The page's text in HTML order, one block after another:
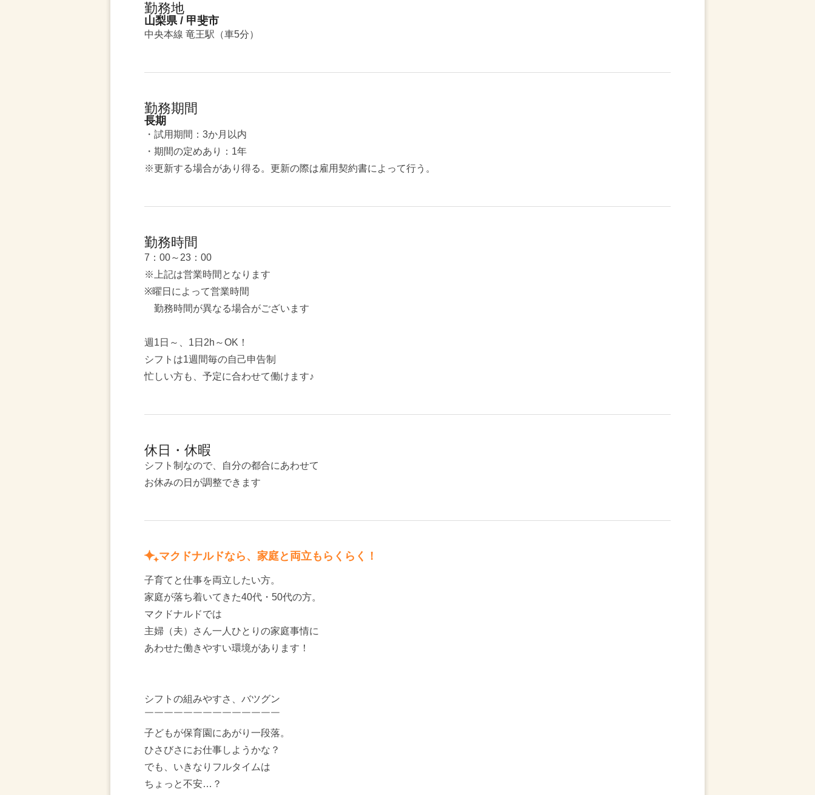
勤務地
山梨県 / 甲斐市
中央本線 竜王駅（車5分）
勤務期間
長期
・試用期間：3か月以内
・期間の定めあり：1年
※更新する場合があり得る。更新の際は雇用契約書によって行う。
勤務時間
7：00～23：00
※上記は営業時間となります
※曜日によって営業時間
勤務時間が異なる場合がございます
週1日～、1日2h～OK！
シフトは1週間毎の自己申告制
忙しい方も、予定に合わせて働けます♪
休日・休暇
シフト制なので、自分の都合にあわせて
お休みの日が調整できます
マクドナルドなら、家庭と両立もらくらく！
子育てと仕事を両立したい方。
家庭が落ち着いてきた40代・50代の方。
マクドナルドでは
主婦（夫）さん一人ひとりの家庭事情に
あわせた働きやすい環境があります！
シフトの組みやすさ、バツグン
￣￣￣￣￣￣￣￣￣￣￣￣￣￣
子どもが保育園にあがり一段落。
ひさびさにお仕事しようかな？
でも、いきなりフルタイムは
ちょっと不安…？